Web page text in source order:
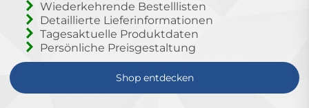
Wiederkehrende Bestelllisten
Detaillierte Lieferinformationen
Tagesaktuelle Produktdaten
Persönliche Preisgestaltung
Shop entdecken